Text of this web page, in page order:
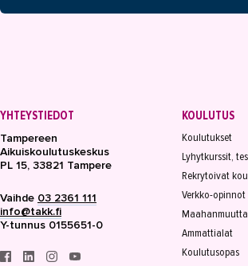
YHTEYSTIEDOT
Tampereen
Aikuiskoulutuskeskus
PL 15, 33821 Tampere
Vaihde 03 2361 111
info@takk.fi
Y-tunnus 0155651-0
KOULUTUS
Koulutukset
Lyhytkurssit,
Rekrytoivat
Verkko-opinnot
Ammattialat
Koulutusopas